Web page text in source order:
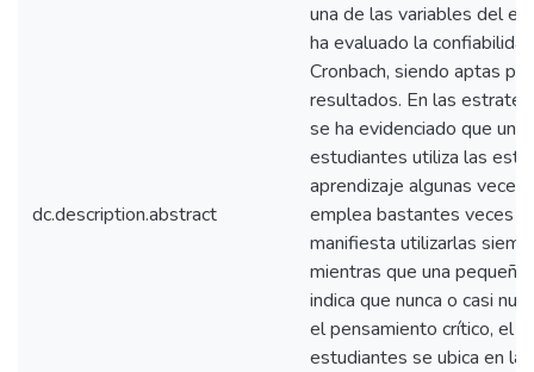
dc.description.abstract
una de las variables del
ha evaluado la
Cronbach, siendo aptas
resultados. En las
se ha evidenciado que un
estudiantes utiliza las
aprendizaje algunas
emplea bastantes veces
manifiesta utilizarlas
mientras que una
indica que nunca o casi
el pensamiento crítico, el
estudiantes se ubica en la